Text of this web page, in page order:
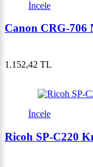
İncele
Canon CRG-706
1.152,42 TL
İncele
Ricoh SP-C220